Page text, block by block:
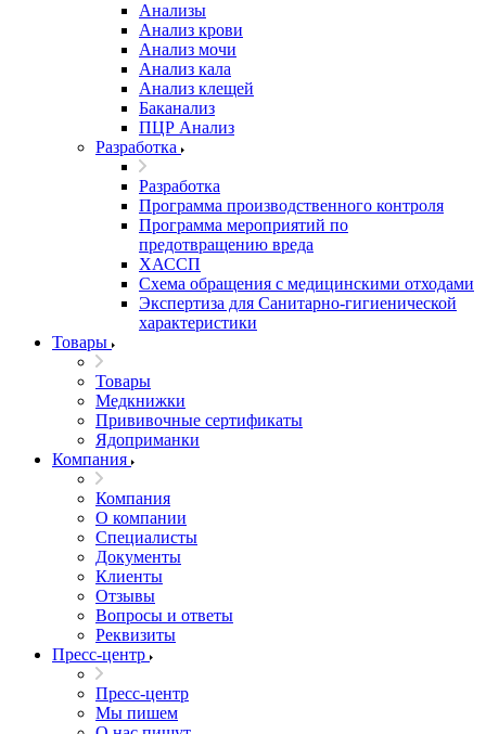
Анализы
Анализ крови
Анализ мочи
Анализ кала
Анализ клещей
Баканализ
ПЦР Анализ
Разработка
Разработка
Программа производственного контроля
Программа мероприятий по
предотвращению вреда
ХАССП
Схема обращения с медицинскими отходами
Экспертиза для Санитарно-гигиенической
характеристики
Товары
Товары
Медкнижки
Прививочные сертификаты
Ядоприманки
Компания
Компания
О компании
Специалисты
Документы
Клиенты
Отзывы
Вопросы и ответы
Реквизиты
Пресс-центр
Пресс-центр
Мы пишем